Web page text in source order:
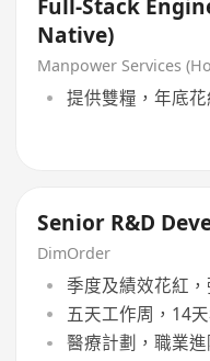
Full-Stack
Native)
Manpower Services
提供雙糧，年底
Senior R&D
DimOrder
季度及績效花紅
五天工作周，14
醫療計劃，職業